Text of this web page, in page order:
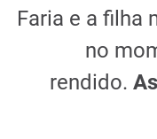
Faria e a filha
no
rendido.